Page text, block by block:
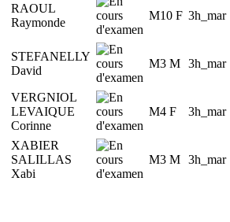
RAOUL
Raymonde
M10 F 3h_mar
STEFANELLY
David
M3 M 3h_mar
VERGNIOL
LEVAIQUE
Corinne
M4 F 3h_mar
XABIER
SALILLAS
Xabi
M3 M 3h_mar